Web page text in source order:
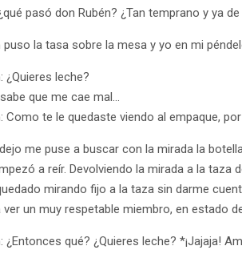
pasó don Rubén? ¿Tan temprano y ya
puso la tasa sobre la mesa y yo en mi
¿Quieres leche?
que me cae mal…
Como te le quedaste viendo al empaque,
me puse a buscar con la mirada la
a reír. Devolviendo la mirada a la
mirando fijo a la taza sin darme
ver un muy respetable miembro, en estado
¿Entonces qué? ¿Quieres leche? *¡Jajaja!